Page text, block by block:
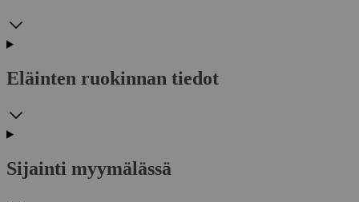
Eläinten ruokinnan tiedot
Sijainti myymälässä